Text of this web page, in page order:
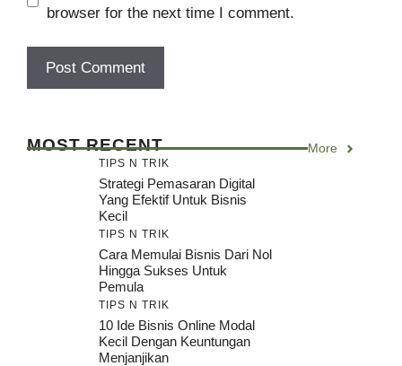
browser for the next time I comment.
MOST RECENT More
TIPS N TRIK
Strategi Pemasaran Digital
Yang Efektif Untuk Bisnis
Kecil
TIPS N TRIK
Cara Memulai Bisnis Dari Nol
Hingga Sukses Untuk
Pemula
TIPS N TRIK
10 Ide Bisnis Online Modal
Kecil Dengan Keuntungan
Menjanjikan